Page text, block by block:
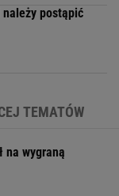
postąpić
TEMATÓW
na wygraną